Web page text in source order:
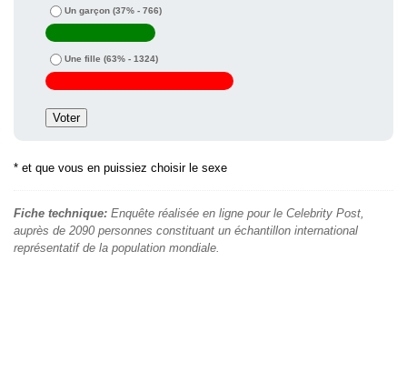
Un garçon (37% - 766)
Une fille (63% - 1324)
* et que vous en puissiez choisir le sexe
Fiche technique: Enquête réalisée en ligne pour le Celebrity Post,
auprès de 2090 personnes constituant un échantillon international
représentatif de la population mondiale.